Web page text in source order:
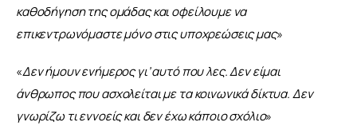
καθοδήγηση της ομάδας και οφείλουμε να
επικεντρωνόμαστε μόνο στις υποχρεώσεις μας»
«Δεν ήμουν ενήμερος γι’ αυτό που λες. Δεν είμαι
άνθρωπος που ασχολείται με τα κοινωνικά δίκτυα. Δεν
γνωρίζω τι εννοείς και δεν έχω κάποιο σχόλιο»